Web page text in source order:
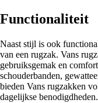
Functionaliteit
Naast stijl is ook
van een rugzak. Vans
gebruiksgemak en
schouderbanden,
bieden Vans rugzakken
dagelijkse benodigdheden.